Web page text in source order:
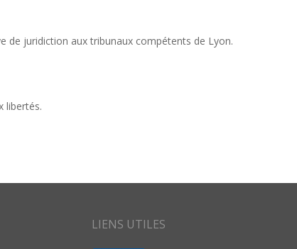
de juridiction aux tribunaux compétents de Lyon.
libertés.
LIENS UTILES